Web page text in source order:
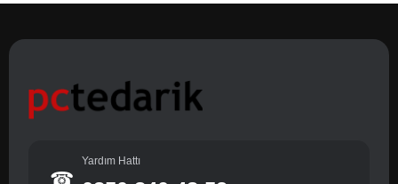
☎
Yardım Hattı